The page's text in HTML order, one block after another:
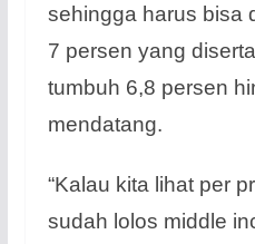
sehingga harus bisa
7 persen yang
tumbuh 6,8 persen
mendatang.
“Kalau kita lihat per
sudah lolos middle